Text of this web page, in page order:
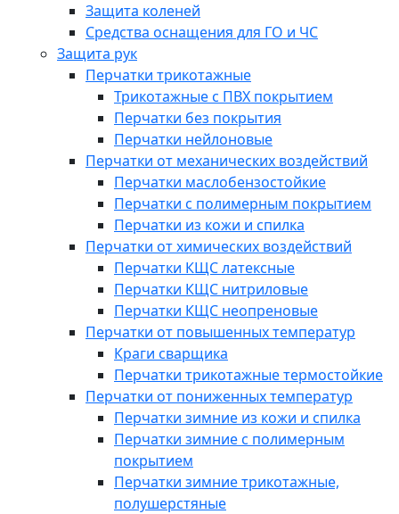
Защита коленей
Средства оснащения для ГО и ЧС
Защита рук
Перчатки трикотажные
Трикотажные с ПВХ покрытием
Перчатки без покрытия
Перчатки нейлоновые
Перчатки от механических воздействий
Перчатки маслобензостойкие
Перчатки с полимерным покрытием
Перчатки из кожи и спилка
Перчатки от химических воздействий
Перчатки КЩС латексные
Перчатки КЩС нитриловые
Перчатки КЩС неопреновые
Перчатки от повышенных температур
Краги сварщика
Перчатки трикотажные термостойкие
Перчатки от пониженных температур
Перчатки зимние из кожи и спилка
Перчатки зимние с полимерным
покрытием
Перчатки зимние трикотажные,
полушерстяные